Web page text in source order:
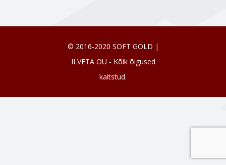
© 2016-2020 SOFT GOLD |
ILVETA OÜ - Kõik õigused
kaitstud.